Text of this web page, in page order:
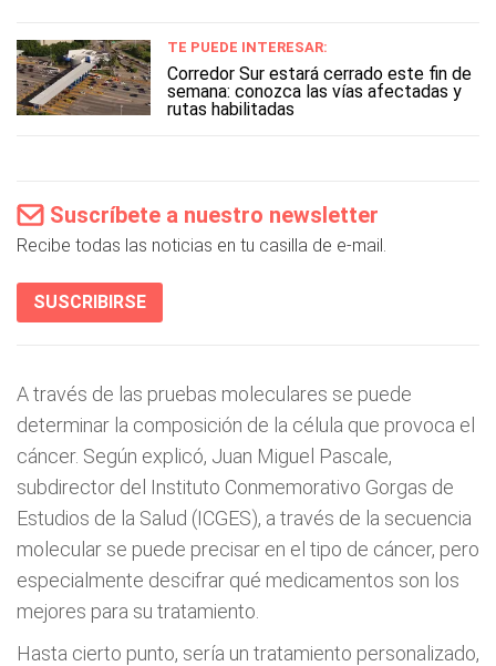
TE PUEDE INTERESAR:
Corredor Sur estará cerrado este fin de
semana: conozca las vías afectadas y
rutas habilitadas
Suscríbete a nuestro newsletter
Recibe todas las noticias en tu casilla de e-mail.
SUSCRIBIRSE
A través de las pruebas moleculares se puede
determinar la composición de la célula que provoca el
cáncer. Según explicó, Juan Miguel Pascale,
subdirector del Instituto Conmemorativo Gorgas de
Estudios de la Salud (ICGES), a través de la secuencia
molecular se puede precisar en el tipo de cáncer, pero
especialmente descifrar qué medicamentos son los
mejores para su tratamiento.
Hasta cierto punto, sería un tratamiento personalizado,